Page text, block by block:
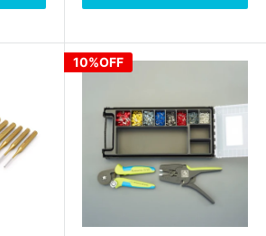
10%OFF